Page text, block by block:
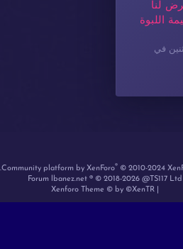
لنا
اللبوة
في
Community platform by XenForo® © 2010-2024
Forum lbanez.net ® © 2018-2026 @TS117 Ltd
Xenforo Theme © by ©XenTR